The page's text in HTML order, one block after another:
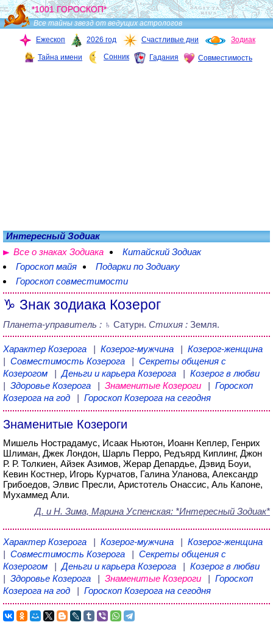
*1001 ГОРОСКОП*
Все тайны звезд от ведущих астрологов
Ежескоп
2026 год Счастливые дни Зодиак
Тайна имени Сонник Гадания Совместимость
Интересный Зодиак
Все о знаках Зодиака
Китайский Зодиак
Гороскоп майя
Подарки по Зодиаку
Гороскоп совместимости
♑ Знак зодиака Козерог
Планета-управитель : ♄ Сатурн. Стихия : Земля.
Характер Козерога | Козерог-мужчина | Козерог-женщина
| Совместимость Козерога | Секреты общения с
Козерогом
|Деньги и карьера Козерога | Козерог в любви
| Здоровье Козерога | Знаменитые Козероги | Гороскоп
Козерога на год
| Гороскоп Козерога на сегодня
Знаменитые Козероги
Мишель Нострадамус, Исаак Ньютон, Иоанн Кеплер, Генрих
Шлиман, Джек Лондон, Шарль Перро, Редъярд Киплинг, Джон
Р. Р. Толкиен, Айзек Азимов, Жерар Депардье, Дэвид Боуи,
Кевин Костнер, Игорь Курчатов, Галина Уланова, Александр
Грибоедов, Элвис Пресли, Аристотель Онассис, Аль Капоне,
Мухаммед Али.
Д. и Н. Зима, Марина Успенская: *Интересный Зодиак*
Характер Козерога | Козерог-мужчина | Козерог-женщина
| Совместимость Козерога | Секреты общения с
Козерогом
|Деньги и карьера Козерога | Козерог в любви
| Здоровье Козерога | Знаменитые Козероги | Гороскоп
Козерога на год
| Гороскоп Козерога на сегодня